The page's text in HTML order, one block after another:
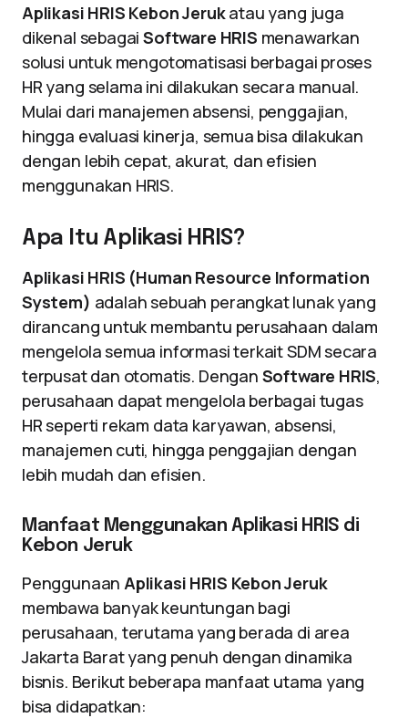
Aplikasi HRIS Kebon Jerukatau yang juga
dikenal sebagaiSoftware HRIS menawarkan
solusi untuk mengotomatisasi berbagai proses
HR yang selama ini dilakukan secara manual.
Mulai dari manajemen absensi, penggajian,
hingga evaluasi kinerja, semua bisa dilakukan
dengan lebih cepat, akurat, dan efisien
menggunakan HRIS.
Apa Itu Aplikasi HRIS?
Aplikasi HRIS (Human Resource Information
System) adalah sebuah perangkat lunak yang
dirancang untuk membantu perusahaan dalam
mengelola semua informasi terkait SDM secara
terpusat dan otomatis. Dengan Software HRIS,
perusahaan dapat mengelola berbagai tugas
HR seperti rekam data karyawan, absensi,
manajemen cuti, hingga penggajian dengan
lebih mudah dan efisien.
Manfaat Menggunakan Aplikasi HRIS di
Kebon Jeruk
PenggunaanAplikasi HRIS Kebon Jeruk
membawa banyak keuntungan bagi
perusahaan, terutama yang berada di area
Jakarta Barat yang penuh dengan dinamika
bisnis. Berikut beberapa manfaat utama yang
bisa didapatkan: